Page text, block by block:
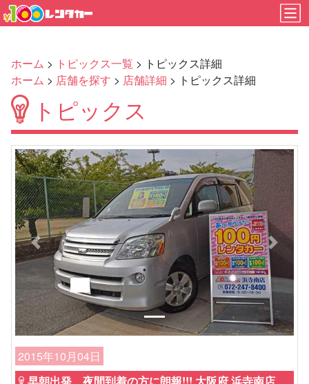
ホーム > トピックス一覧 > トピックス詳細
ホーム > 店舗を探す > 店舗詳細 > トピックス詳細
トピックス
Previous Next
2015年10月04日
早朝出発、夜間到着の方に朗報!!! 大阪府 浜寺南店